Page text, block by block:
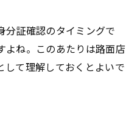
分証確認のタイミングで
よね。このあたりは路面店
して理解しておくとよいで